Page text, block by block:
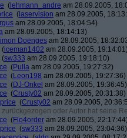
( lehmann_andre am 28.09.2005,
( laservision am 28.09.2005,
am 28.09.2005, 18:04:54)
am 28.09.2005, 18:14:13)
Doenges am 28.09.2005,
(iceman1402 am 28.09.2005,
(sw333 am 28.09.2005, 19:18:10)
(Pulla am 28.09.2005, 19:27:32)
(Leon198 am 28.09.2005, 19:27:36)
(DJ-Onkel am 28.09.2005, 19:36:45)
(Crusty02 am 28.09.2005, 20:31:38)
(Crusty02 am 28.09.2005,
zurückgezogen oder Autor hat seine
(Flo4order am 28.09.2005,
(sw333 am 28.09.2005, 23:04:36)